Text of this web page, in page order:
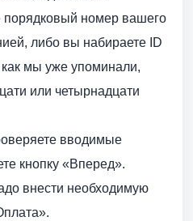
номер вашего
либо вы набираете ID
мы уже упоминали,
или четырнадцати
вводимые
кнопку «Вперед».
внести необходимую